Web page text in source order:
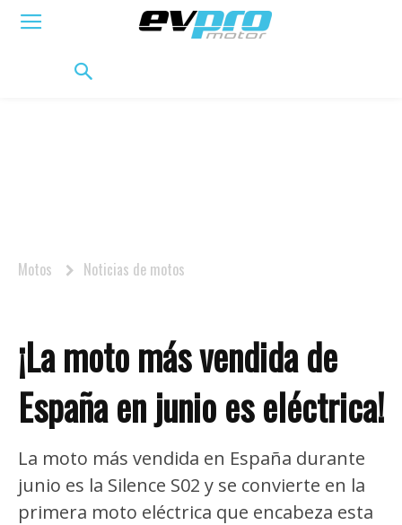
Motos Noticias de motos
¡La moto más vendida de
España en junio es eléctrica!
La moto más vendida en España durante
junio es la Silence S02 y se convierte en la
primera moto eléctrica que encabeza esta